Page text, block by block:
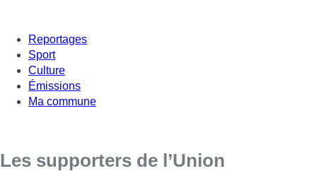
Reportages
Sport
Culture
Émissions
Ma commune
Les supporters de l’Union